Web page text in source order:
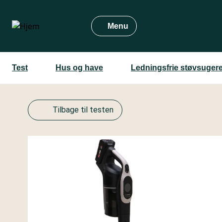
hovedindhold
Menu
Test Hus og have Ledningsfrie
Tilbage til testen